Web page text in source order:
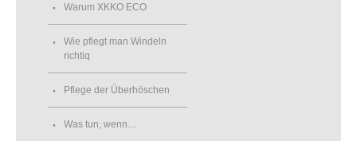
Warum XKKO ECO
Wie pflegt man Windeln
richtiq
Pflege der Überhöschen
Was tun, wenn…